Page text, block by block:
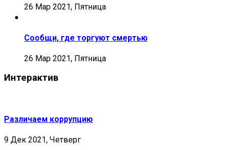
26 Мар 2021, Пятница
Сообщи, где торгуют смертью
26 Мар 2021, Пятница
Интерактив
Различаем коррупцию
9 Дек 2021, Четверг